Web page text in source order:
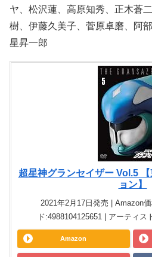
ヤ、松沢蓮、高原知秀、正木蒼
樹、伊藤久美子、菅原卓磨、阿
星昇一郎
超星神グランセイザー Vol.5
ョン】
2021年2月17日発売 | Amazon
ド:4988104125651 | アーティ
Amazon